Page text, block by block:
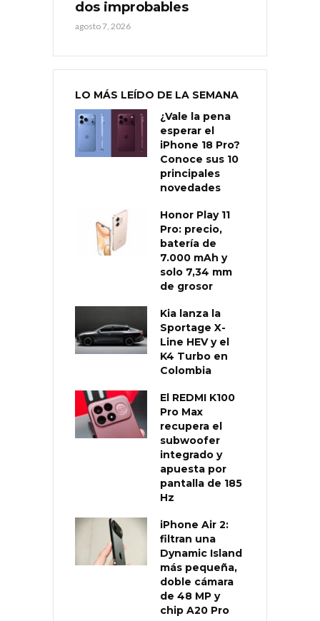
dos improbables
agosto 7, 2026
LO MÁS LEÍDO DE LA SEMANA
¿Vale la pena
esperar el
iPhone 18 Pro?
Conoce sus 10
principales
novedades
Honor Play 11
Pro: precio,
batería de
7.000 mAh y
solo 7,34 mm
de grosor
Kia lanza la
Sportage X-
Line HEV y el
K4 Turbo en
Colombia
El REDMI K100
Pro Max
recupera el
subwoofer
integrado y
apuesta por
pantalla de 185
Hz
iPhone Air 2:
filtran una
Dynamic Island
más pequeña,
doble cámara
de 48 MP y
chip A20 Pro